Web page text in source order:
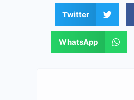
Twitter
WhatsApp